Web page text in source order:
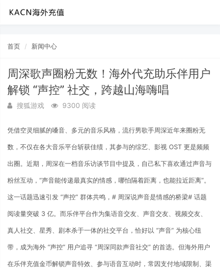
首页 新闻中心
周深歌声圈粉无数！海外代充助乐伴用户
解锁 “声控” 社交，跨越山海嗨唱
搜狐游戏 9300 阅读
凭借空灵细腻的嗓音、多元的音乐风格，流行男歌手周深近年来圈粉无
数，不仅在各大音乐平台斩获佳绩，其参与的综艺、影视 OST 更是频频
出圈。近期，周深在一档音乐访谈节目中提及，自己私下喜欢通过声音与
粉丝互动，“声音能传递最真实的情感，哪怕隔着距离，也能拉近距离”。
这一话题迅速引发 “声控” 群体共鸣，# 周深说声音是情感的桥梁# 话题
阅读量突破 3 亿。而乐伴平台作为集语音交友、声音交友、视频交友、
真人社交、星秀、剧本杀于一体的社交平台，恰好以 “声音” 为核心纽
带，成为海外 “声控” 用户追寻 “周深同款声音社交” 的首选。但海外用户
在乐伴充值金币解锁声音特效、参与语音互动时，常因支付地域限制、渠